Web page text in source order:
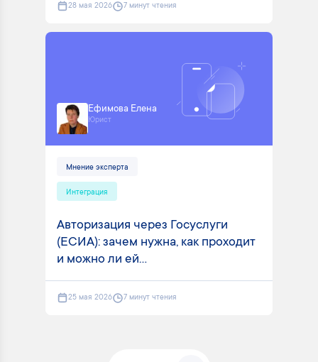
28 мая 2026 7 минут чтения
Ефимова Елена
Юрист
Мнение эксперта
Интеграция
Авторизация через Госуслуги
(ЕСИА): зачем нужна, как проходит
и можно ли ей...
25 мая 2026 7 минут чтения